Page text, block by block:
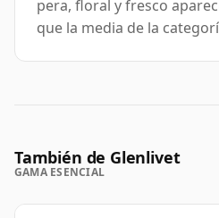
pera, floral y fresco
que la media de la
También de Glenlivet
GAMA ESENCIAL